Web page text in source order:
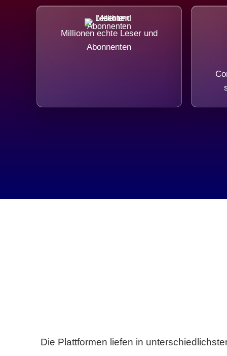
Millionen echte Leser und
Abonnenten
Die Plattformen liefen in